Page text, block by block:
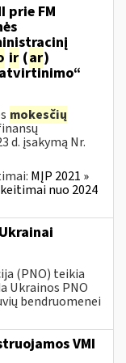
prie FM
ir (ar)
mokesčių
d. įsakymą Nr.
MĮP 2021 »
nuo 2024
(PNO) teikia
Ukrainos PNO
bendruomenei
VMI